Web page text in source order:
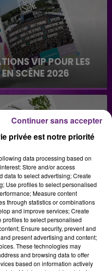
VIP POUR LES
SCÈNE 2026
AU CENTER
AVEC
privée est notre priorité
data processing based on
Store and/or access
data to select advertising; Create
Use profiles to select personalised
Measure content
through statistics or combinations
and improve services; Create
to select personalised
Ensure security, prevent and
present advertising and content;
These technologies may
and browsing data to offer
based on information actively
Continuer sans accepter